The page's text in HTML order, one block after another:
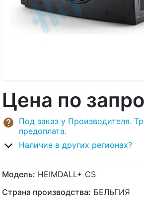
Цена по
Под заказ у Производителя.
предоплата.
Наличие в других регионах?
Модель: HEIMDALL+ CS
Страна производства: БЕЛЬГИЯ